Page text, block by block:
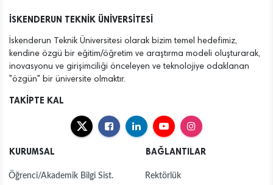
İSKENDERUN TEKNİK ÜNİVERSİTESİ
İskenderun Teknik Üniversitesi olarak bizim temel hedefimiz,
kendine özgü bir eğitim/öğretim ve araştırma modeli oluşturarak,
inovasyonu ve girişimciliği önceleyen ve teknolojiye odaklanan
"özgün" bir üniversite olmaktır.
TAKİPTE KAL
KURUMSAL
Öğrenci/Akademik Bilgi Sist.
BAĞLANTILAR
Rektörlük